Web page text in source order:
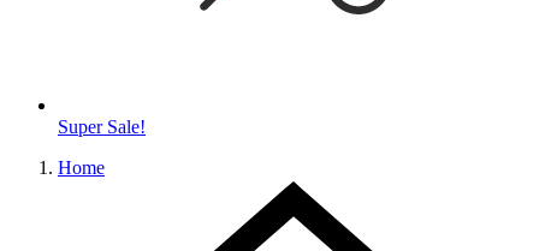
Super Sale!
Home